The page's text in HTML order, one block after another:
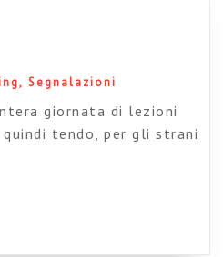
Segnalazioni
giornata di lezioni
tendo, per gli strani
chattare). Beh, ad